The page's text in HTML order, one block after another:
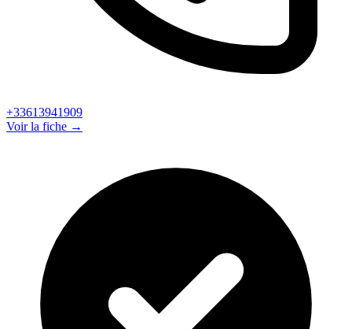
+33613941909
Voir la fiche →